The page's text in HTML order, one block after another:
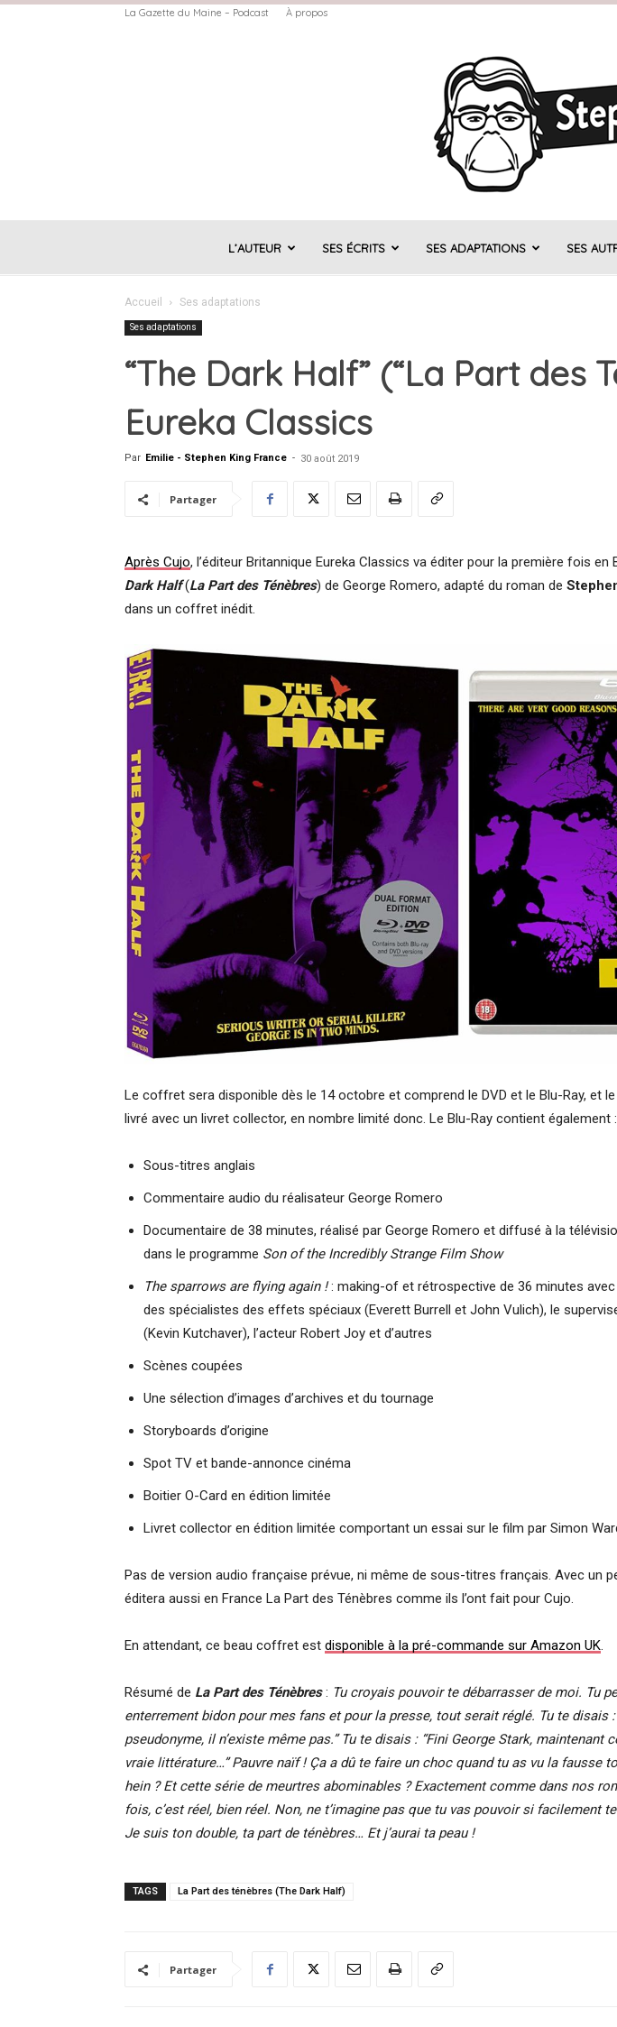
La Gazette du Maine – Podcast À propos
L’AUTEUR SES ÉCRITS SES ADAPTATIONS SES
Accueil Ses adaptations
Ses adaptations
“The Dark Half” (“La Part des
Eureka Classics
Par Emilie - Stephen King France - 30 août 2019
Partager
Après Cujo, l’éditeur Britannique Eureka Classics va éditer pour la première fois en
Dark Half(La Part des Ténèbres) de George Romero, adapté du roman de
dans un coffret inédit.
Le coffret sera disponible dès le 14 octobre et comprend le DVD et le Blu-Ray, et
livré avec un livret collector, en nombre limité donc. Le Blu-Ray contient également :
Sous-titres anglais
Commentaire audio du réalisateur George Romero
Documentaire de 38 minutes, réalisé par George Romero et diffusé à la
dans le programme Son of the Incredibly Strange Film Show
The sparrows are flying again !: making-of et rétrospective de 36 minutes
des spécialistes des effets spéciaux (Everett Burrell et John Vulich), le
(Kevin Kutchaver), l’acteur Robert Joy et d’autres
Scènes coupées
Une sélection d’images d’archives et du tournage
Storyboards d’origine
Spot TV et bande-annonce cinéma
Boitier O-Card en édition limitée
Livret collector en édition limitée comportant un essai sur le film par Simon
Pas de version audio française prévue, ni même de sous-titres français. Avec un
éditera aussi en France La Part des Ténèbres comme ils l’ont fait pour Cujo.
En attendant, ce beau coffret est disponible à la pré-commande sur Amazon UK.
Résumé de La Part des Ténèbres: Tu croyais pouvoir te débarrasser de moi. Tu
enterrement bidon pour mes fans et pour la presse, tout serait réglé. Tu te disais :
pseudonyme, il n’existe même pas.” Tu te disais : “Fini George Stark, maintenant
vraie littérature…” Pauvre naïf ! Ça a dû te faire un choc quand tu as vu la fausse
hein ? Et cette série de meurtres abominables ? Exactement comme dans nos
fois, c’est réel, bien réel. Non, ne t’imagine pas que tu vas pouvoir si facilement
Je suis ton double, ta part de ténèbres… Et j’aurai ta peau !
TAGS La Part des ténèbres (The Dark Half)
Partager